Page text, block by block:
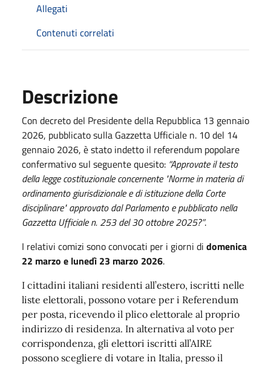
Allegati
Contenuti correlati
Descrizione
Con decreto del Presidente della Repubblica 13 gennaio
2026, pubblicato sulla Gazzetta Ufficiale n. 10 del 14
gennaio 2026, è stato indetto il referendum popolare
confermativo sul seguente quesito: “Approvate il testo
della legge costituzionale concernente "Norme in materia di
ordinamento giurisdizionale e di istituzione della Corte
disciplinare" approvato dal Parlamento e pubblicato nella
Gazzetta Ufficiale n. 253 del 30 ottobre 2025?”.
I relativi comizi sono convocati per i giorni di domenica
22 marzo e lunedì 23 marzo 2026.
I cittadini italiani residenti all’estero, iscritti nelle
liste elettorali, possono votare per i Referendum
per posta, ricevendo il plico elettorale al proprio
indirizzo di residenza. In alternativa al voto per
corrispondenza, gli elettori iscritti all’AIRE
possono scegliere di votare in Italia, presso il